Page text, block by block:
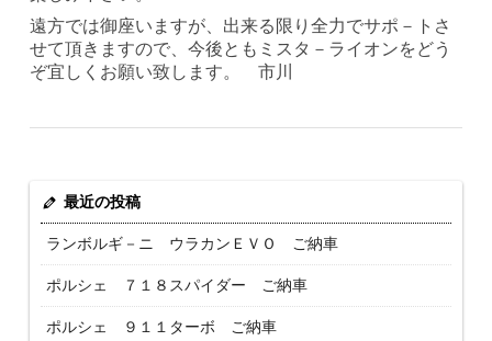
遠方では御座いますが、出来る限り全力でサポ－トさ
せて頂きますので、今後ともミスタ－ライオンをどう
ぞ宜しくお願い致します。 市川
最近の投稿
ランボルギ－ニ ウラカンＥＶＯ ご納車
ポルシェ ７１８スパイダー ご納車
ポルシェ ９１１ターボ ご納車